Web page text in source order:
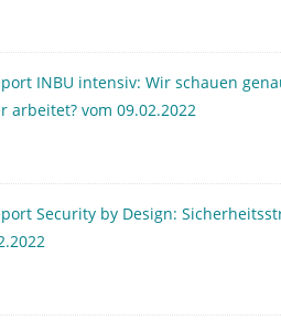
INBU intensiv: Wir schauen
vom 09.02.2022
Security by Design: